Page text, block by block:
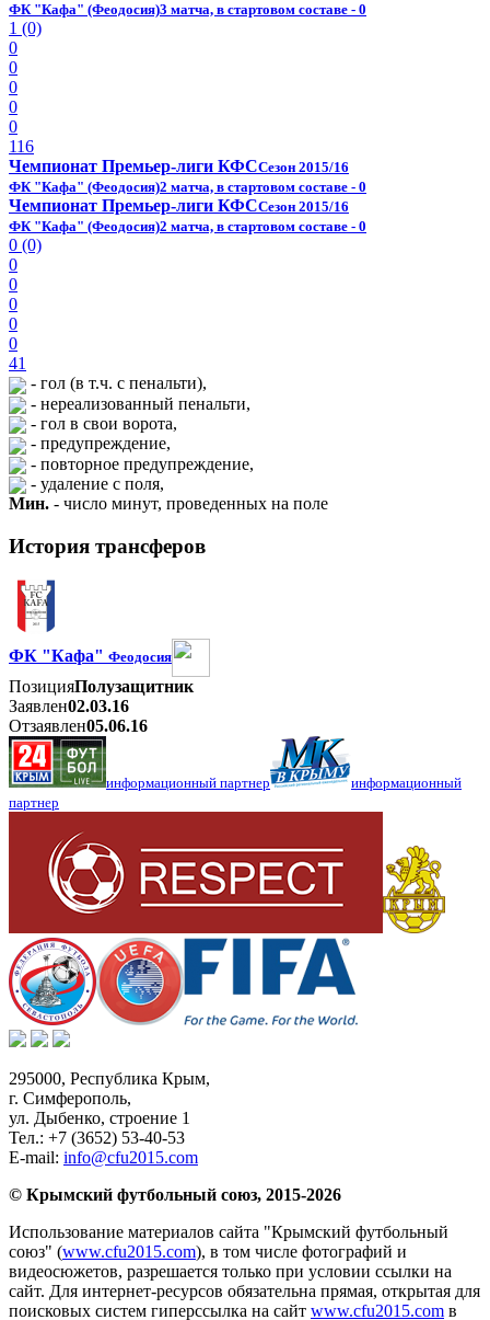
ФК "Кафа" (Феодосия)3 матча, в стартовом составе - 0
1 (0)
0
0
0
0
0
116
Чемпионат Премьер-лиги КФССезон 2015/16
ФК "Кафа" (Феодосия)2 матча, в стартовом составе - 0
Чемпионат Премьер-лиги КФССезон 2015/16
ФК "Кафа" (Феодосия)2 матча, в стартовом составе - 0
0 (0)
0
0
0
0
0
41
- гол (в т.ч. с пенальти),
- нереализованный пенальти,
- гол в свои ворота,
- предупреждение,
- повторное предупреждение,
- удаление с поля,
Мин. - число минут, проведенных на поле
История трансферов
ФК "Кафа" Феодосия
ПозицияПолузащитник
Заявлен02.03.16
Отзаявлен05.06.16
информационный партнер
информационный
партнер
295000, Республика Крым,
г. Симферополь,
ул. Дыбенко, строение 1
Тел.: +7 (3652) 53-40-53
E-mail: info@cfu2015.com
© Крымский футбольный союз, 2015-2026
Использование материалов сайта "Крымский футбольный
союз" (www.cfu2015.com), в том числе фотографий и
видеосюжетов, разрешается только при условии ссылки на
сайт. Для интернет-ресурсов обязательна прямая, открытая для
поисковых систем гиперссылка на сайт www.cfu2015.com в